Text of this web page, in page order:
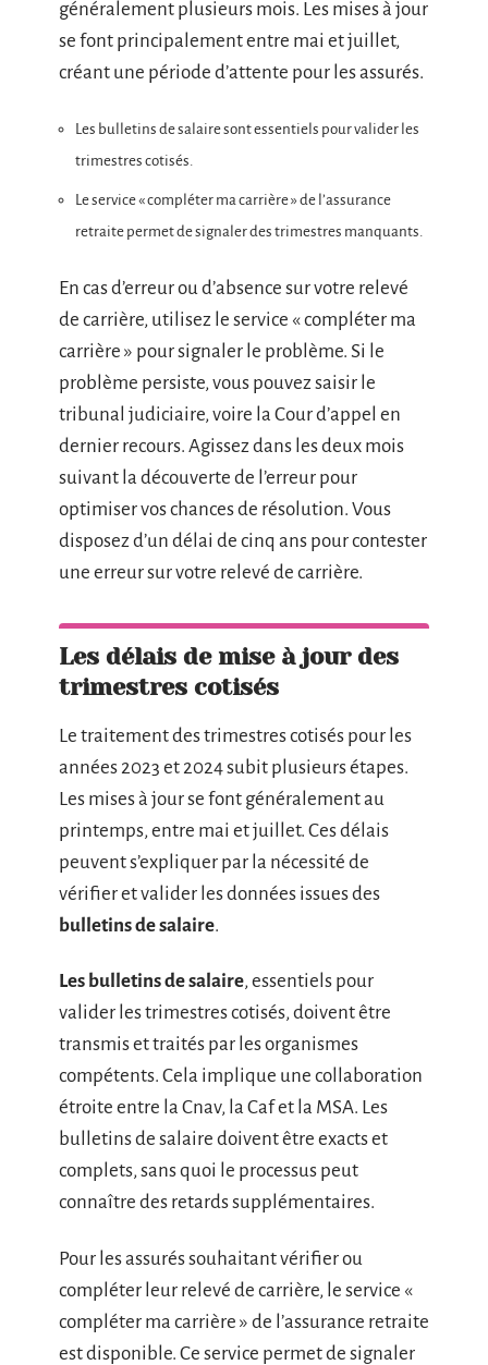
généralement plusieurs mois. Les mises à jour
se font principalement entre mai et juillet,
créant une période d’attente pour les assurés.
Les bulletins de salaire sont essentiels pour valider les
trimestres cotisés.
Le service « compléter ma carrière » de l’assurance
retraite permet de signaler des trimestres manquants.
En cas d’erreur ou d’absence sur votre relevé
de carrière, utilisez le service « compléter ma
carrière » pour signaler le problème. Si le
problème persiste, vous pouvez saisir le
tribunal judiciaire, voire la Cour d’appel en
dernier recours. Agissez dans les deux mois
suivant la découverte de l’erreur pour
optimiser vos chances de résolution. Vous
disposez d’un délai de cinq ans pour contester
une erreur sur votre relevé de carrière.
Les délais de mise à jour des
trimestres cotisés
Le traitement des trimestres cotisés pour les
années 2023 et 2024 subit plusieurs étapes.
Les mises à jour se font généralement au
printemps, entre mai et juillet. Ces délais
peuvent s’expliquer par la nécessité de
vérifier et valider les données issues des
bulletins de salaire.
Les bulletins de salaire, essentiels pour
valider les trimestres cotisés, doivent être
transmis et traités par les organismes
compétents. Cela implique une collaboration
étroite entre la Cnav, la Caf et la MSA. Les
bulletins de salaire doivent être exacts et
complets, sans quoi le processus peut
connaître des retards supplémentaires.
Pour les assurés souhaitant vérifier ou
compléter leur relevé de carrière, le service «
compléter ma carrière » de l’assurance retraite
est disponible. Ce service permet de signaler